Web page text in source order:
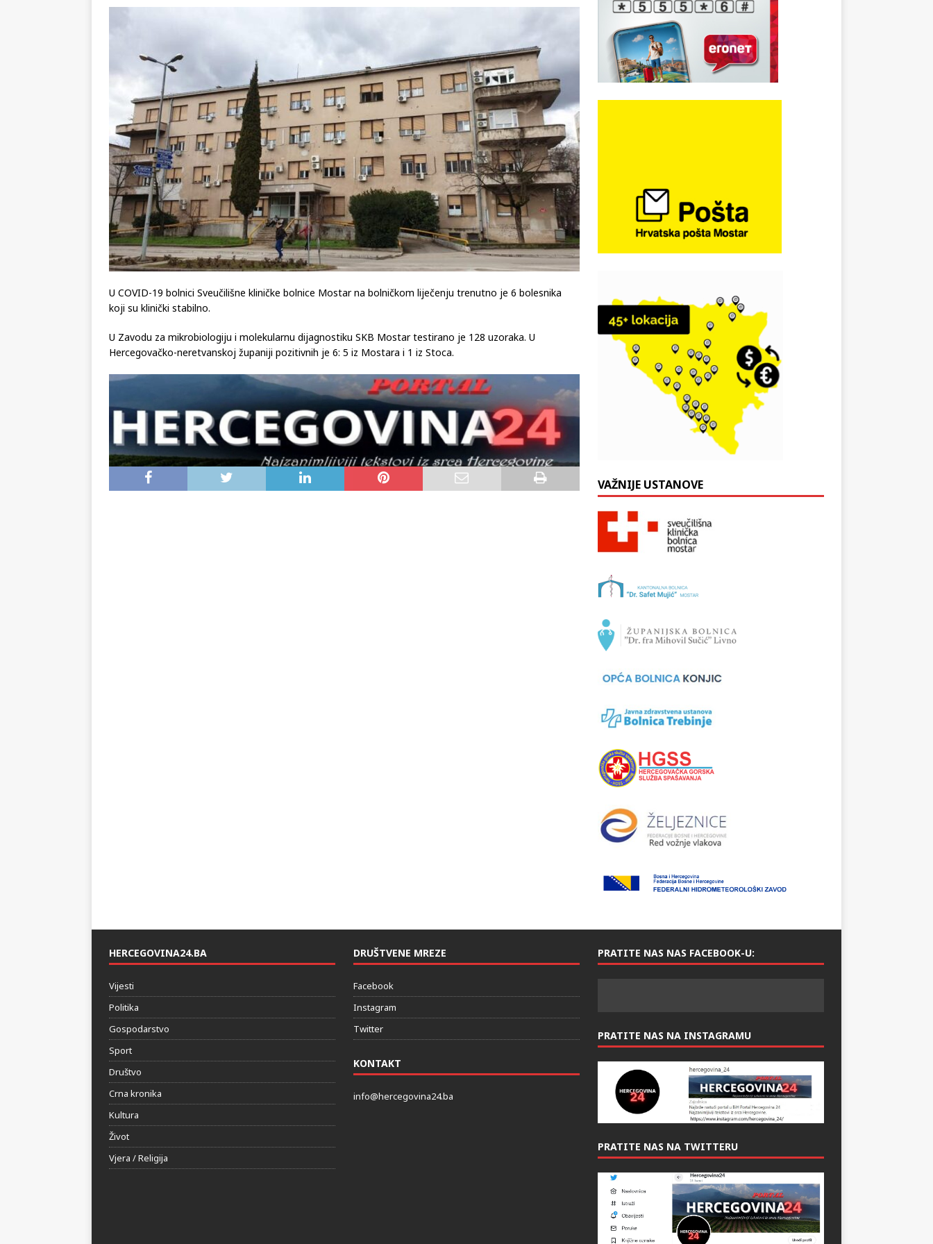
KRONIKA
GP Gabela Polje: Vozači satima čekaju, dok se drugi ubacuju sa strane
Na današnji dan, 29. srpnja 2018, preminuo je glazbeni genij Oliver Dragojević
KULTURA
[ 07.08.2026 ] Srpski povjesničar o Oluji: Hrvati imaju što slaviti, dobili su ono što im povijesno
pripada
REGIJA
U COVID-19 bolnici Sveučilišne kliničke bolnice Mostar na bolničkom liječenju trenutno je 6 bolesnika
koji su klinički stabilno.
U Zavodu za mikrobiologiju i molekularnu dijagnostiku SKB Mostar testirano je 128 uzoraka. U
Hercegovačko-neretvanskoj županiji pozitivnih je 6: 5 iz Mostara i 1 iz Stoca.
VAŽNIJE USTANOVE
HERCEGOVINA24.BA
Vijesti
Politika
Gospodarstvo
Sport
Društvo
Crna kronika
Kultura
Život
Vjera / Religija
DRUŠTVENE MREZE
Facebook
Instagram
Twitter
KONTAKT
info@hercegovina24.ba
PRATITE NAS NAS FACEBOOK-U:
PRATITE NAS NA INSTAGRAMU
PRATITE NAS NA TWITTERU